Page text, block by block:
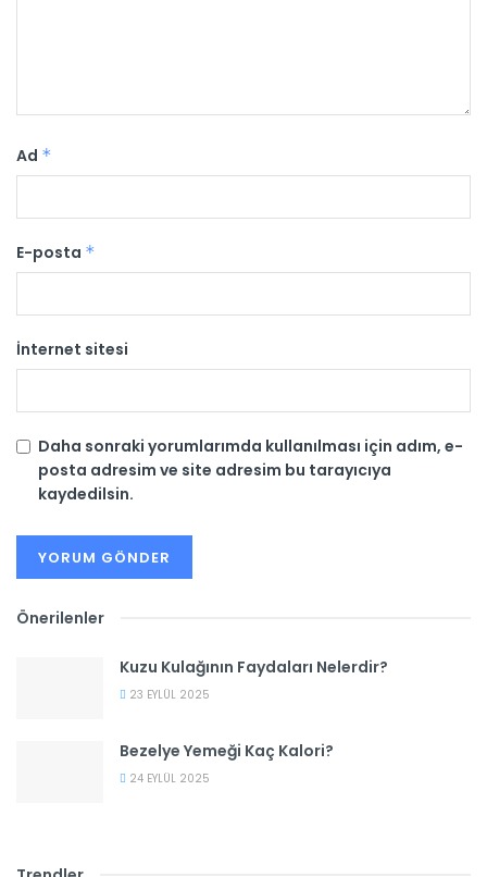
Ad *
E-posta *
İnternet sitesi
Daha sonraki yorumlarımda kullanılması için adım, e-
posta adresim ve site adresim bu tarayıcıya
kaydedilsin.
Önerilenler
Kuzu Kulağının Faydaları Nelerdir?
23 EYLÜL 2025
Bezelye Yemeği Kaç Kalori?
24 EYLÜL 2025